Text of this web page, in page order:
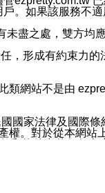
。如果該服務不
盡之處，雙方均
，形成有約束力
網站不是由
家法律及國際
。對於從本網